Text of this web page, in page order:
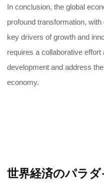
In conclusion, the global
profound transformation,
key drivers of growth and
requires a collaborative
development and address
economy.
世界経済のパラ